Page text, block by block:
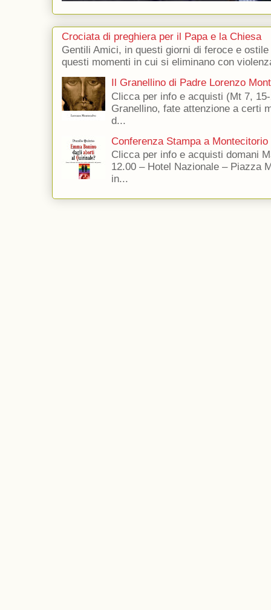
Crociata di preghiera per il Papa e la Chiesa
Gentili Amici, in questi giorni di feroce e
questi momenti in cui si eliminano con
Il Granellino di Padre Lorenzo
Clicca per info e acquisti (Mt 7,
Granellino, fate attenzione a certi
d...
Conferenza Stampa a Montecitorio
Clicca per info e acquisti domani
12.00 – Hotel Nazionale – Piazza
in...